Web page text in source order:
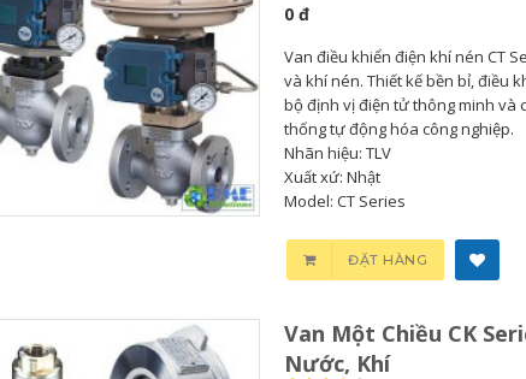
0 đ
Van điều khiển điện khí nén CT
và khí nén. Thiết kế bền bỉ, điều
bộ định vị điện tử thông minh và
thống tự động hóa công nghiệp.
Nhãn hiệu: TLV
Xuất xứ: Nhật
Model: CT Series
ĐẶT HÀNG
Van Một Chiều CK
Nước, Khí
0
Bơm Thu Hồi Nước
Ngưng TLV...
Van Xả Bypass TLV
BD800 Chính...
0